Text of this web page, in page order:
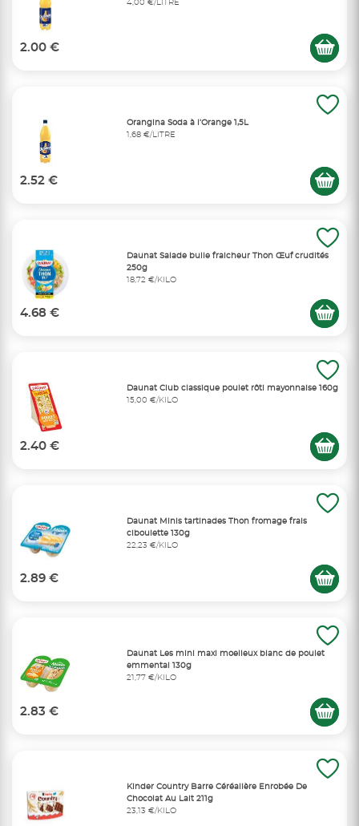
4,00 €/LITRE
2.00 €
Orangina Soda à l’Orange 1,5L
1,68 €/LITRE
2.52 €
Daunat Salade bulle fraicheur Thon Œuf crudités
250g
18,72 €/KILO
4.68 €
Daunat Club classique poulet rôti mayonnaise 160g
15,00 €/KILO
2.40 €
Daunat Minis tartinades Thon fromage frais
ciboulette 130g
22,23 €/KILO
2.89 €
Daunat Les mini maxi moelleux blanc de poulet
emmental 130g
21,77 €/KILO
2.83 €
Kinder Country Barre Céréalière Enrobée De
Chocolat Au Lait 211g
23,13 €/KILO